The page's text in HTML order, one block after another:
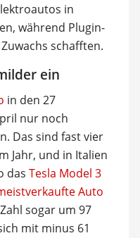
in
während Plugin-
schafften.
ein
in den 27
nur noch
Das sind fast vier
Jahr, und in Italien
das Tesla Model 3
Auto
sogar um 97
mit minus 61